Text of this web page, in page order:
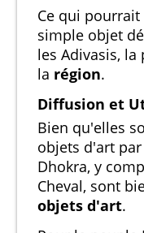
Ce qui
simple objet
les Adivasis,
la région.
Diffusion et
Bien qu'elles
objets d'art
Dhokra, y
Cheval, sont
objets d'art.